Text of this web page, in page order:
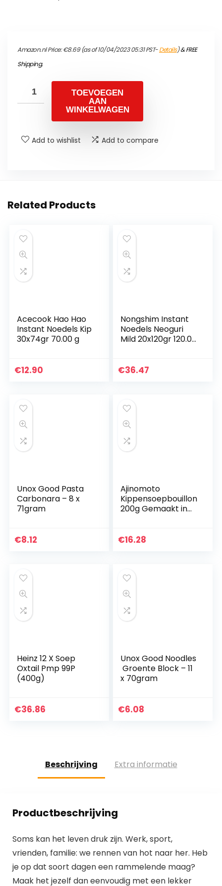
Amazon.nl Price:€8.69(as of 10/04/2023 05:31 PST-Details)&FREE
Shipping.
TOEVOEGEN
AAN
WINKELWAGEN
Add to wishlist Add to compare
Related Products
Acecook Hao Hao
Instant Noedels Kip
30x74gr 70.00 g
€12.90
Nongshim Instant
Noedels Neoguri
Mild 20x120gr 120.00
€36.47
Unox Good Pasta
Carbonara – 8 x
71gram
€8.12
Ajinomoto
Kippensoepbouillon
200g Gemaakt in
€16.28
Heinz 12 X Soep
Oxtail Pmp 99P
(400g)
€36.86
Unox Good Noodles
Groente Block – 11
x 70gram
€6.08
Beschrijving Extra informatie
Productbeschrijving
Soms kan het leven druk zijn. Werk, sport,
vrienden, familie: we rennen van hot naar her. Heb
je op dat soort dagen een rammelende maag?
Maak het jezelf dan eenvoudig met een lekker